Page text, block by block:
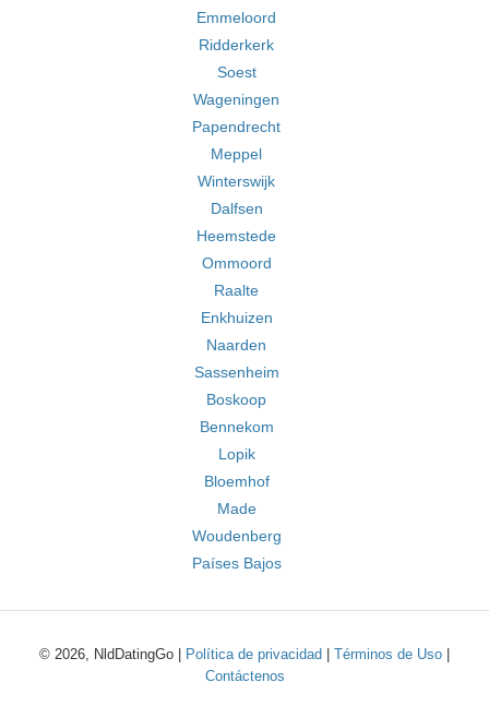
Emmeloord
Ridderkerk
Soest
Wageningen
Papendrecht
Meppel
Winterswijk
Dalfsen
Heemstede
Ommoord
Raalte
Enkhuizen
Naarden
Sassenheim
Boskoop
Bennekom
Lopik
Bloemhof
Made
Woudenberg
Países Bajos
© 2026, NldDatingGo | Política de privacidad Términos de Uso
Contáctenos